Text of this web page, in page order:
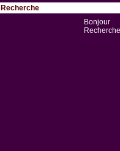
Recherche
Bonjour